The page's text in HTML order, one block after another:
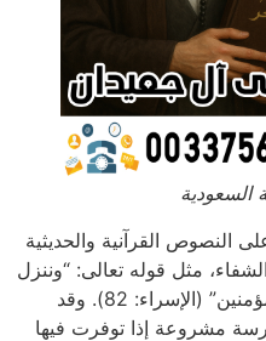
السعودية
النصوص القرآنية والحديثية
مثل قوله تعالى: “وننزل
من القرآن ما هو شفاء ورحمة للمؤمنين” (الإسراء: 82). وقد
مشروعة إذا توفرت فيها